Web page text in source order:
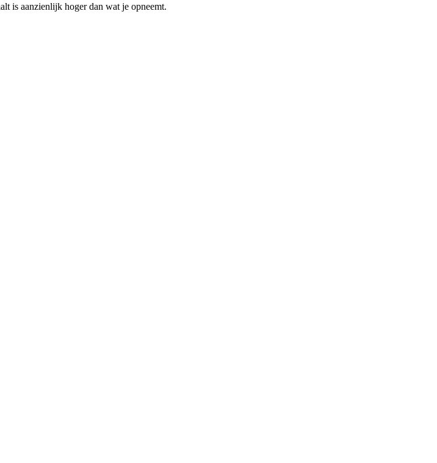
is aanzienlijk hoger dan wat je opneemt.